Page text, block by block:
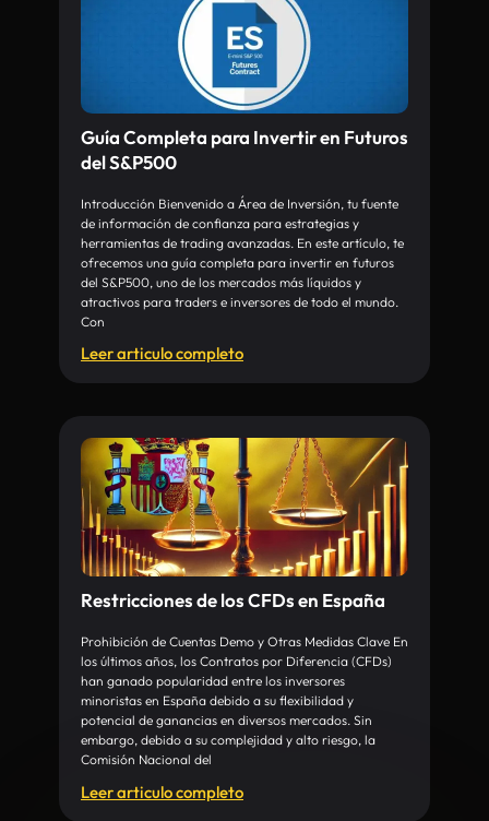
Guía Completa para Invertir en Futuros
del S&P500
Introducción Bienvenido a Área de Inversión, tu fuente
de información de confianza para estrategias y
herramientas de trading avanzadas. En este artículo, te
ofrecemos una guía completa para invertir en futuros
del S&P500, uno de los mercados más líquidos y
atractivos para traders e inversores de todo el mundo.
Con
Leer articulo completo
Restricciones de los CFDs en España
Prohibición de Cuentas Demo y Otras Medidas Clave En
los últimos años, los Contratos por Diferencia (CFDs)
han ganado popularidad entre los inversores
minoristas en España debido a su flexibilidad y
potencial de ganancias en diversos mercados. Sin
embargo, debido a su complejidad y alto riesgo, la
Comisión Nacional del
Leer articulo completo